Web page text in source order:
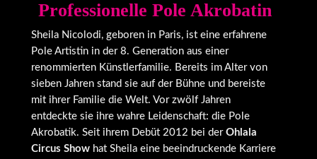
Professionelle Pole Akrobatin
Sheila Nicolodi, geboren in Paris, ist eine erfahrene
Pole Artistin in der 8. Generation aus einer
renommierten Künstlerfamilie. Bereits im Alter von
sieben Jahren stand sie auf der Bühne und bereiste
mit ihrer Familie die Welt. Vor zwölf Jahren
entdeckte sie ihre wahre Leidenschaft: die Pole
Akrobatik. Seit ihrem Debüt 2012 bei der Ohlala
Circus Showhat Sheila eine beeindruckende Karriere